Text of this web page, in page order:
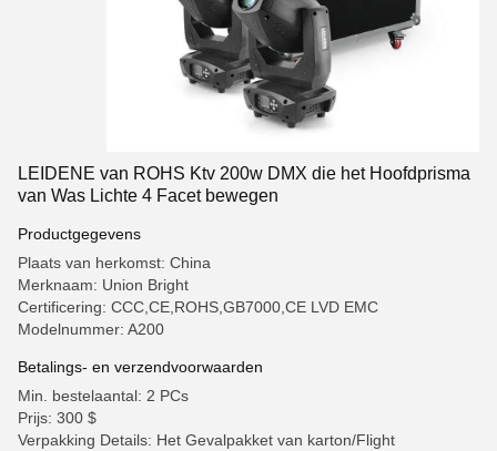
LEIDENE van ROHS Ktv 200w DMX die het Hoofdprisma
van Was Lichte 4 Facet bewegen
Productgegevens
Plaats van herkomst: China
Merknaam: Union Bright
Certificering: CCC,CE,ROHS,GB7000,CE LVD EMC
Modelnummer: A200
Betalings- en verzendvoorwaarden
Min. bestelaantal: 2 PCs
Prijs: 300 $
Verpakking Details: Het Gevalpakket van karton/Flight